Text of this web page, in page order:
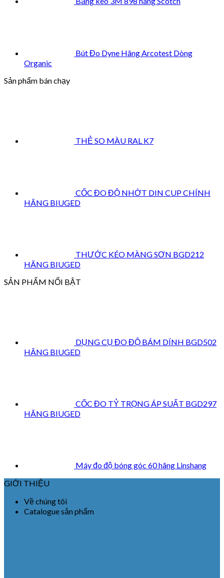
Bút Đo Dyne Hãng Arcotest Dòng
Organic
Sản phẩm bán chạy
THẺ SO MÀU RAL K7
CỐC ĐO ĐỘ NHỚT DIN CUP CHÍNH
HÃNG BIUGED
THƯỚC KÉO MÀNG SƠN BGD212
HÃNG BIUGED
SẢN PHẨM NỔI BẬT
DỤNG CỤ ĐO ĐỘ BÁM DÍNH BGD502
HÃNG BIUGED
CỐC ĐO TỶ TRỌNG ÁP SUẤT BGD297
HÃNG BIUGED
Máy đo độ bóng góc 60 hãng Linshang
GIỚI THIỆU
Về chúng tôi
Catalogue sản phẩm